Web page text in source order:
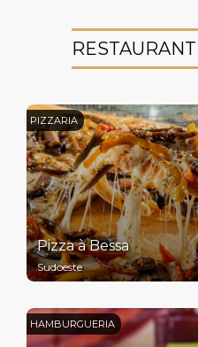
PIZZARIA
Pizza à Bessa
Sudoeste
HAMBURGUERIA